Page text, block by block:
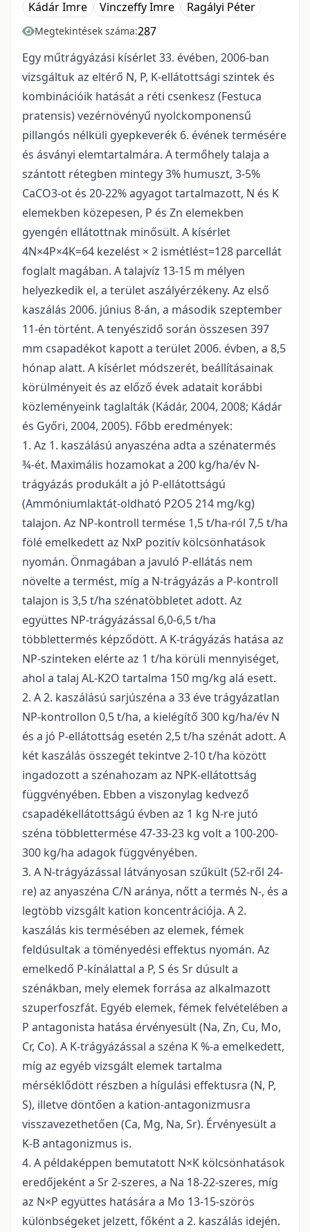
Kádár Imre Vinczeffy Imre Ragályi Péter
Megtekintések száma:287
Egy műtrágyázási kísérlet 33. évében, 2006-ban
vizsgáltuk az eltérő N, P, K-ellátottsági szintek és
kombinációik hatását a réti csenkesz (Festuca
pratensis) vezérnövényű nyolckomponensű
pillangós nélküli gyepkeverék 6. évének termésére
és ásványi elemtartalmára. A termőhely talaja a
szántott rétegben mintegy 3% humuszt, 3-5%
CaCO3-ot és 20-22% agyagot tartalmazott, N és K
elemekben közepesen, P és Zn elemekben
gyengén ellátottnak minősült. A kísérlet
4N×4P×4K=64 kezelést × 2 ismétlést=128 parcellát
foglalt magában. A talajvíz 13-15 m mélyen
helyezkedik el, a terület aszályérzékeny. Az első
kaszálás 2006. június 8-án, a második szeptember
11-én történt. A tenyészidő során összesen 397
mm csapadékot kapott a terület 2006. évben, a 8,5
hónap alatt. A kísérlet módszerét, beállításainak
körülményeit és az előző évek adatait korábbi
közleményeink taglalták (Kádár, 2004, 2008; Kádár
és Győri, 2004, 2005). Főbb eredmények:
1. Az 1. kaszálású anyaszéna adta a szénatermés
¾-ét. Maximális hozamokat a 200 kg/ha/év N-
trágyázás produkált a jó P-ellátottságú
(Ammóniumlaktát-oldható P2O5 214 mg/kg)
talajon. Az NP-kontroll termése 1,5 t/ha-ról 7,5 t/ha
fölé emelkedett az NxP pozitív kölcsönhatások
nyomán. Önmagában a javuló P-ellátás nem
növelte a termést, míg a N-trágyázás a P-kontroll
talajon is 3,5 t/ha szénatöbbletet adott. Az
együttes NP-trágyázással 6,0-6,5 t/ha
többlettermés képződött. A K-trágyázás hatása az
NP-szinteken elérte az 1 t/ha körüli mennyiséget,
ahol a talaj AL-K2O tartalma 150 mg/kg alá esett.
2. A 2. kaszálású sarjúszéna a 33 éve trágyázatlan
NP-kontrollon 0,5 t/ha, a kielégítő 300 kg/ha/év N
és a jó P-ellátottság esetén 2,5 t/ha szénát adott. A
két kaszálás összegét tekintve 2-10 t/ha között
ingadozott a szénahozam az NPK-ellátottság
függvényében. Ebben a viszonylag kedvező
csapadékellátottságú évben az 1 kg N-re jutó
széna többlettermése 47-33-23 kg volt a 100-200-
300 kg/ha adagok függvényében.
3. A N-trágyázással látványosan szűkült (52-ről 24-
re) az anyaszéna C/N aránya, nőtt a termés N-, és a
legtöbb vizsgált kation koncentrációja. A 2.
kaszálás kis termésében az elemek, fémek
feldúsultak a töményedési effektus nyomán. Az
emelkedő P-kínálattal a P, S és Sr dúsult a
szénákban, mely elemek forrása az alkalmazott
szuperfoszfát. Egyéb elemek, fémek felvételében a
P antagonista hatása érvényesült (Na, Zn, Cu, Mo,
Cr, Co). A K-trágyázással a széna K %-a emelkedett,
míg az egyéb vizsgált elemek tartalma
mérséklődött részben a hígulási effektusra (N, P,
S), illetve döntően a kation-antagonizmusra
visszavezethetően (Ca, Mg, Na, Sr). Érvényesült a
K-B antagonizmus is.
4. A példaképpen bemutatott N×K kölcsönhatások
eredőjeként a Sr 2-szeres, a Na 18-22-szeres, míg
az N×P együttes hatására a Mo 13-15-szörös
különbségeket jelzett, főként a 2. kaszálás idején.